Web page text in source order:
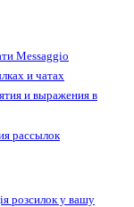
Messaggio
и чатах
и выражения в
рассылок
розсилок у вашу